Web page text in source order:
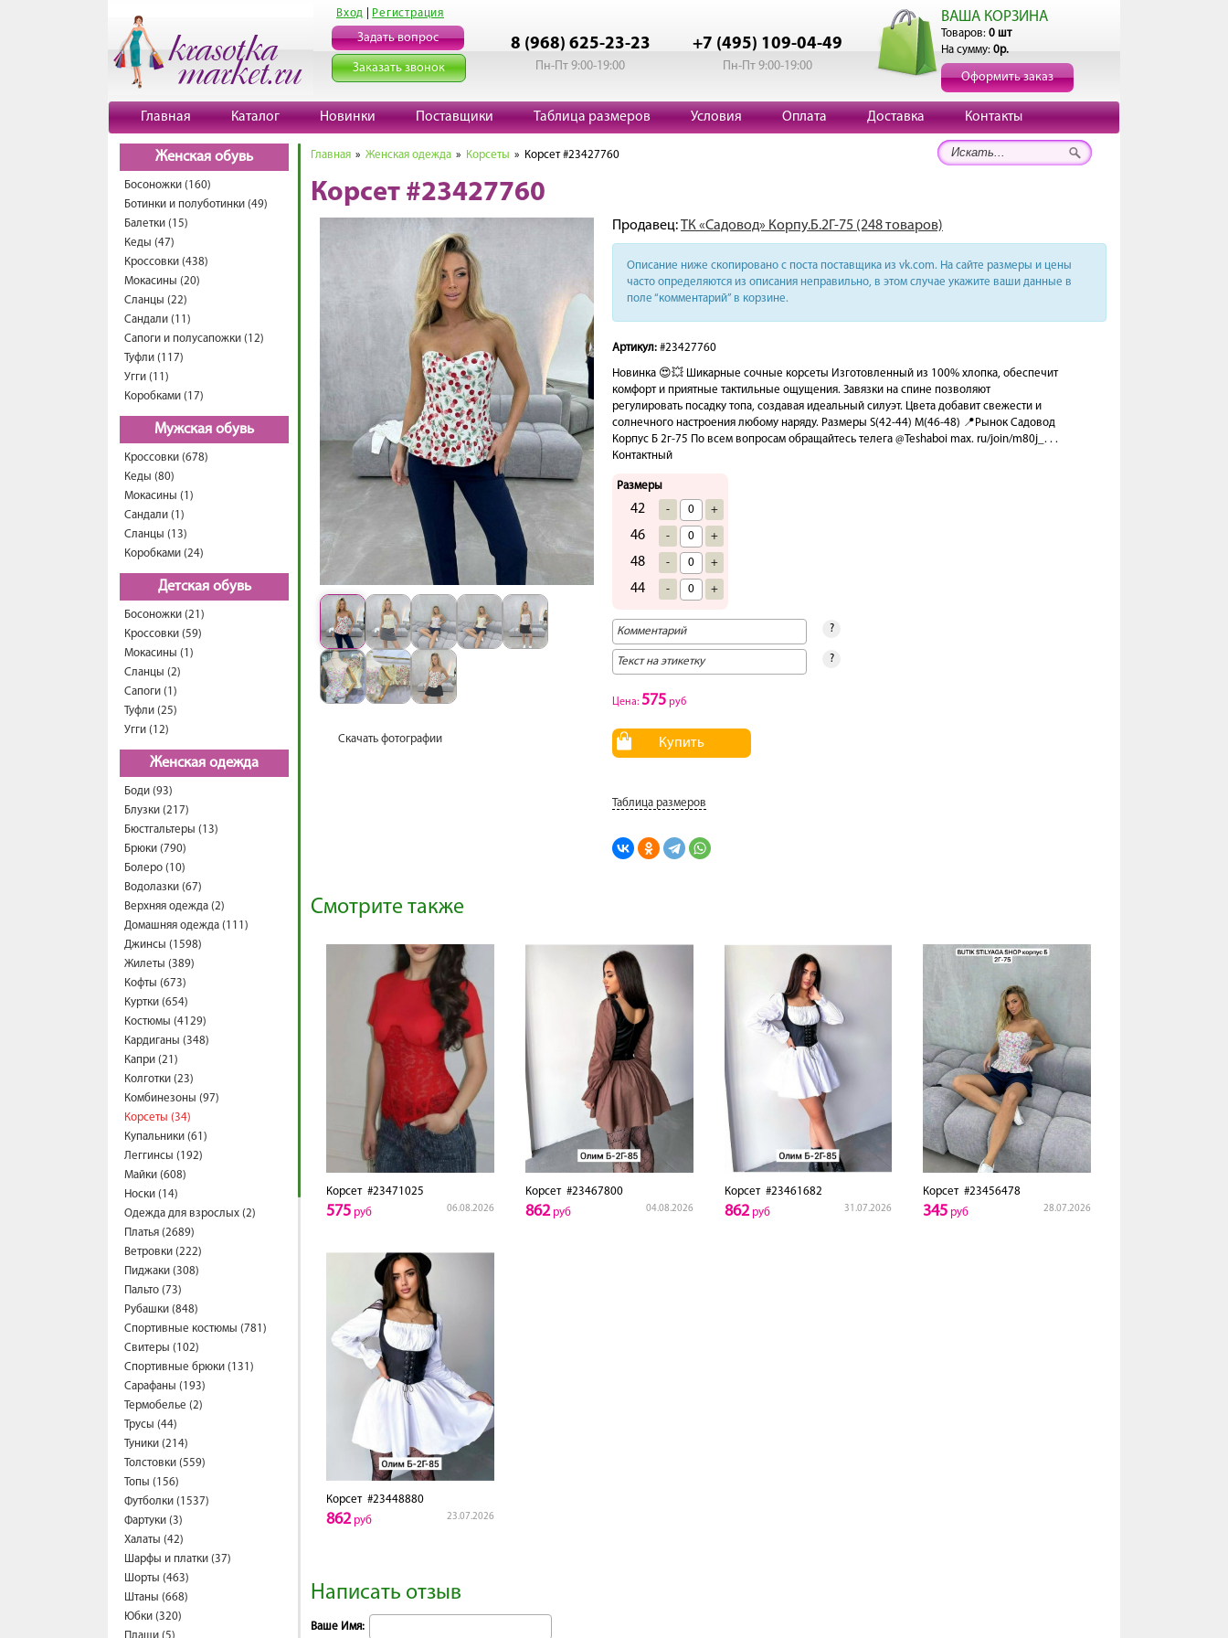
Вход Регистрация
Задать вопрос
Заказать звонок
8 (968) 625-23-23
Пн-Пт 9:00-19:00
+7 (495) 109-04-49
Пн-Пт 9:00-19:00
ВАША КОРЗИНА
Товаров: 0 шт
На сумму: 0р.
Оформить заказ
Главная Каталог Новинки Поставщики Таблица размеров Условия Оплата Доставка Контакты
Женская обувь
Босоножки (160)
Ботинки и полуботинки (49)
Балетки (15)
Кеды (47)
Кроссовки (438)
Мокасины (20)
Сланцы (22)
Сандали (11)
Сапоги и полусапожки (12)
Туфли (117)
Угги (11)
Коробками (17)
Мужская обувь
Кроссовки (678)
Кеды (80)
Мокасины (1)
Сандали (1)
Сланцы (13)
Коробками (24)
Детская обувь
Босоножки (21)
Кроссовки (59)
Мокасины (1)
Сланцы (2)
Сапоги (1)
Туфли (25)
Угги (12)
Женская одежда
Боди (93)
Блузки (217)
Бюстгальтеры (13)
Брюки (790)
Болеро (10)
Водолазки (67)
Верхняя одежда (2)
Домашняя одежда (111)
Джинсы (1598)
Жилеты (389)
Кофты (673)
Куртки (654)
Костюмы (4129)
Кардиганы (348)
Капри (21)
Колготки (23)
Комбинезоны (97)
Корсеты (34)
Купальники (61)
Леггинсы (192)
Майки (608)
Носки (14)
Одежда для взрослых (2)
Платья (2689)
Ветровки (222)
Пиджаки (308)
Пальто (73)
Рубашки (848)
Спортивные костюмы (781)
Свитеры (102)
Спортивные брюки (131)
Сарафаны (193)
Термобелье (2)
Трусы (44)
Туники (214)
Толстовки (559)
Топы (156)
Футболки (1537)
Фартуки (3)
Халаты (42)
Шарфы и платки (37)
Шорты (463)
Штаны (668)
Юбки (320)
Главная » Женская одежда » Корсеты » Корсет #23427760
Корсет #23427760
Скачать фотографии
Продавец:ТК «Садовод» Корпу.Б.2Г-75 (248 товаров)
Описание ниже скопировано с поста поставщика из vk.com. На сайте размеры и цены
часто определяются из описания неправильно, в этом случае укажите ваши данные в
поле “комментарий” в корзине.
Артикул: #23427760
Новинка 😍💥 Шикарные сочные корсеты Изготовленный из 100% хлопка, обеспечит
комфорт и приятные тактильные ощущения. Завязки на спине позволяют
регулировать посадку топа, создавая идеальный силуэт. Цвета добавит свежести и
солнечного настроения любому наряду. Размеры S(42-44) M(46-48) 📍Рынок Садовод
Корпус Б 2г-75 По всем вопросам обращайтесь телега @Teshaboi max. ru/join/m80j_. . .
Контактный
Размеры
42 - +
46 - +
48 - +
44 - +
?
?
Цена: 575 руб
Купить
Таблица размеров
Смотрите также
Корсет#23471025
06.08.2026
575 руб
Корсет#23467800
04.08.2026
862руб
Корсет#23461682
31.07.2026
862руб
Корсет#23456478
28.07.2026
345 руб
Корсет#23448880
23.07.2026
862руб
Написать отзыв
Ваше Имя: